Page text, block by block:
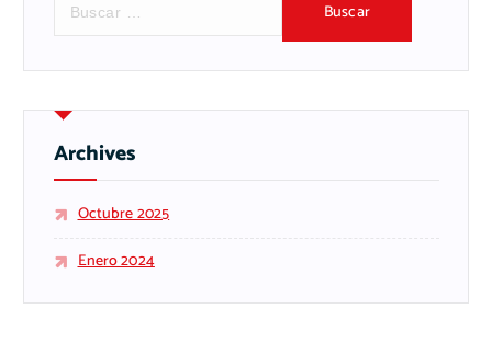
Archives
Octubre 2025
Enero 2024